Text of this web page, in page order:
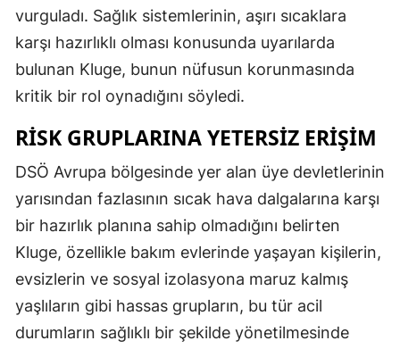
vurguladı. Sağlık sistemlerinin, aşırı sıcaklara
karşı hazırlıklı olması konusunda uyarılarda
bulunan Kluge, bunun nüfusun korunmasında
kritik bir rol oynadığını söyledi.
RISK GRUPLARINA YETERSIZ ERIŞIM
DSÖ Avrupa bölgesinde yer alan üye devletlerinin
yarısından fazlasının sıcak hava dalgalarına karşı
bir hazırlık planına sahip olmadığını belirten
Kluge, özellikle bakım evlerinde yaşayan kişilerin,
evsizlerin ve sosyal izolasyona maruz kalmış
yaşlıların gibi hassas grupların, bu tür acil
durumların sağlıklı bir şekilde yönetilmesinde